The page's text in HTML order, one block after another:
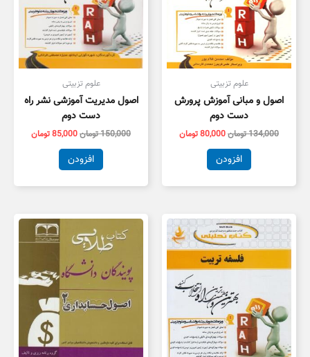
علوم تزبیتی
اصول و مبانی آموزش پرورش
دست دوم
134,000تومان80,000تومان
افزودن
علوم تزبیتی
اصول مدیریت آموزشی نشر راه
دست دوم
150,000تومان85,000تومان
افزودن